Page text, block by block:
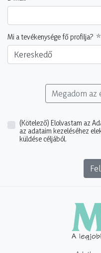
Mi a tevékenysége fő profilja?
Kereskedő
Megadom
(Kötelező) Elolvastam az
az adataim kezeléséhez
küldése céljából.